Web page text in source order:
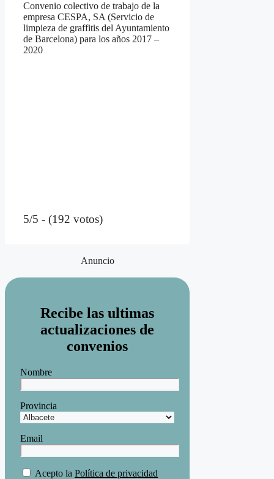
Convenio colectivo de trabajo de la
empresa CESPA, SA (Servicio de
limpieza de graffitis del Ayuntamiento
de Barcelona) para los años 2017 –
2020
5/5 - (192 votos)
Anuncio
Recibe las ultimas
actualizaciones de
convenios
Nombre
Provincia
Email
Acepto la Política de privacidad